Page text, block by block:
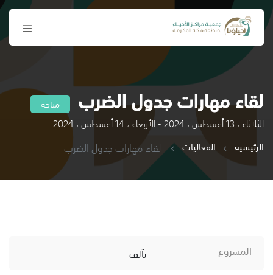
لقاء مهارات جدول الضرب متاحة
الثلاثاء ، 13 أغسطس ، 2024 - الأربعاء ، 14 أغسطس ، 2024
الرئيسية
الفعاليات لقاء مهارات جدول الضرب
المشروع
تآلف